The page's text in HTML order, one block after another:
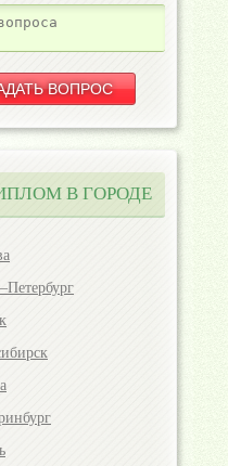
В ГОРОДЕ